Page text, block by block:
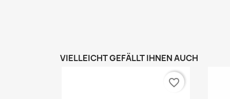
VIELLEICHT GEFÄLLT IHNEN AUCH
favorite_border